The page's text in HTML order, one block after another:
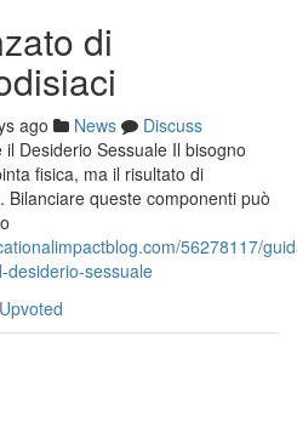
di
ago News
Discuss
Desiderio Sessuale Il bisogno
fisica, ma il risultato di
Bilanciare queste componenti può
56278117/
desiderio-sessuale